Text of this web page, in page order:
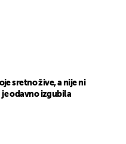
sretno žive, a nije ni
je odavno izgubila